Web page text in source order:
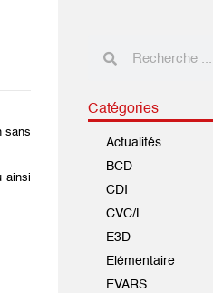
sans
ainsi
Catégories
Actualités
BCD
CDI
CVC/L
E3D
Elémentaire
EVARS